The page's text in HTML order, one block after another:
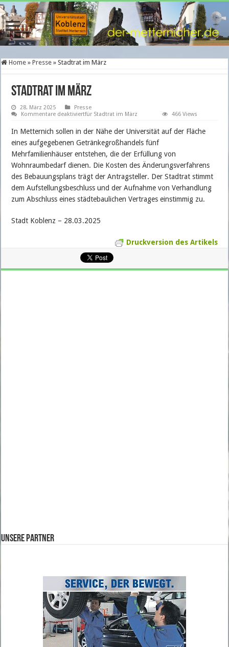
Home » Presse » Stadtrat im März
Stadtrat im März
28. März 2025
Presse
Kommentare deaktiviertfür Stadtrat im März 466 Views
In Metternich sollen in der Nähe der Universität auf der Fläche
eines aufgegebenen Getränkegroßhandels fünf
Mehrfamilienhäuser entstehen, die der Erfüllung von
Wohnraumbedarf dienen. Die Kosten des Änderungsverfahrens
des Bebauungsplans trägt der Antragsteller. Der Stadtrat stimmt
dem Aufstellungsbeschluss und der Aufnahme von Verhandlung
zum Abschluss eines städtebaulichen Vertrages einstimmig zu.
Stadt Koblenz – 28.03.2025
Druckversion des Artikels
Unsere Partner